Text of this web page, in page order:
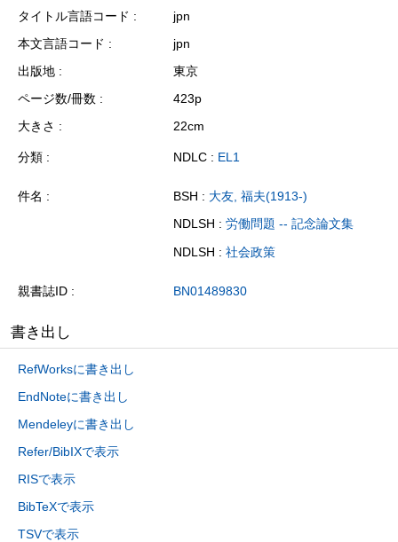
タイトル言語コード
jpn
本文言語コード
jpn
出版地
東京
ページ数/冊数
423p
大きさ
22cm
分類 NDLC : EL1
件名 BSH : 大友, 福夫(1913-)
NDLSH : 労働問題 -- 記念論文集
NDLSH : 社会政策
親書誌ID BN01489830
書き出し
RefWorksに書き出し
EndNoteに書き出し
Mendeleyに書き出し
Refer/BibIXで表示
RISで表示
BibTeXで表示
TSVで表示